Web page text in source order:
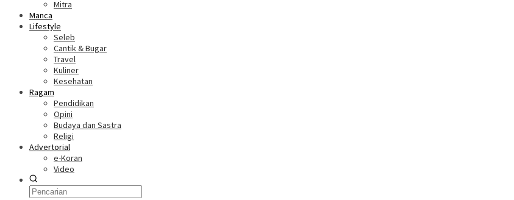
Mitra
Manca
Lifestyle
Seleb
Cantik & Bugar
Travel
Kuliner
Kesehatan
Ragam
Pendidikan
Opini
Budaya dan Sastra
Religi
Advertorial
e-Koran
Video